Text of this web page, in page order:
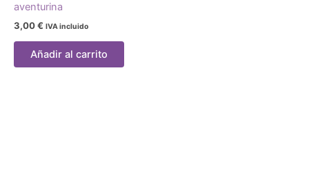
aventurina
3,00€ IVA incluido
Añadir al carrito